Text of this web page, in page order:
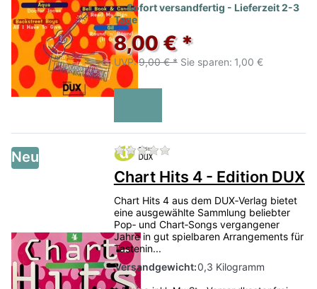
Sofort versandfertig - Lieferzeit 2-3
Tage
8,00 € *
UVP:9,00 € * Sie sparen: 1,00 €
Neu Zu diesem Produkt liegen
Chart Hits 4 - Edition DUX
Chart Hits 4 aus dem DUX‑Verlag bietet
eine ausgewählte Sammlung beliebter
Pop‑ und Chart‑Songs vergangener
Jahre in gut spielbaren Arrangements für
Tastenin...
Versandgewicht:0,3 Kilogramm